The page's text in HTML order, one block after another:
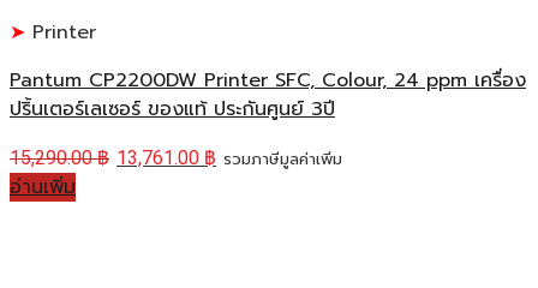
Printer
Pantum CP2200DW Printer SFC, Colour, 24 ppm เครื่อง
ปริ้นเตอร์เลเซอร์ ของแท้ ประกันศูนย์ 3ปี
15,290.00฿ 13,761.00 ฿ รวมภาษีมูลค่าเพิ่ม
อ่านเพิ่ม